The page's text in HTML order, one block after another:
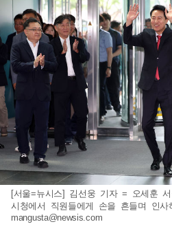
[서울=뉴시스] 김선웅 기자 = 오세훈
시청에서 직원들에게 손을 흔들며 인사
mangusta@newsis.com